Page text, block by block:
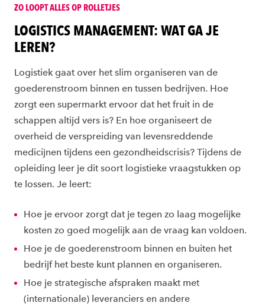
ZO LOOPT ALLES OP ROLLETJES
LOGISTICS MANAGEMENT: WAT GA JE
LEREN?
Logistiek gaat over het slim organiseren van de
goederenstroom binnen en tussen bedrijven. Hoe
zorgt een supermarkt ervoor dat het fruit in de
schappen altijd vers is? En hoe organiseert de
overheid de verspreiding van levensreddende
medicijnen tijdens een gezondheidscrisis? Tijdens de
opleiding leer je dit soort logistieke vraagstukken op
te lossen. Je leert:
Hoe je ervoor zorgt dat je tegen zo laag mogelijke
kosten zo goed mogelijk aan de vraag kan voldoen.
Hoe je de goederenstroom binnen en buiten het
bedrijf het beste kunt plannen en organiseren.
Hoe je strategische afspraken maakt met
(internationale) leveranciers en andere